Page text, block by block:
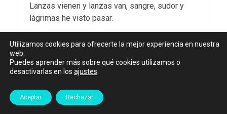
Lanzas vienen y lanzas van, sangre, sudor y
lágrimas he visto pasar.
derecha mi padre, a la Izquierda mi madre, han
sobrevivido, una estaca en el pecho, pero el
apellido intacto. Lo hice por ti padre mío y lo
Utilizamos cookies para ofrecerte la mejor experiencia en nuestra
web.
Puedes aprender más sobre qué cookies utilizamos o
desactivarlas en los ajustes
Aceptar Rechazar